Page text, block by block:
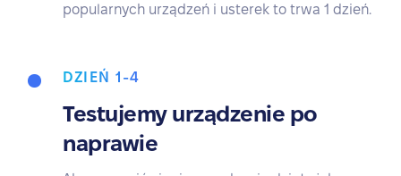
popularnych urządzeń i usterek to trwa 1 dzień.
DZIEŃ 1-4
Testujemy urządzenie po
naprawie